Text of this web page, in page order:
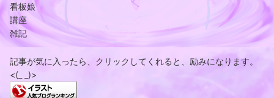
看板娘
講座
雑記
記事が気に入ったら、クリックしてくれると、励みになります。
<(_ _)>